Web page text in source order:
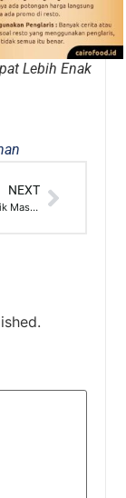
Lebih Enak
NEXT
Kelebihan Teknik Masak Sous Vide Dibanding Yang Lain